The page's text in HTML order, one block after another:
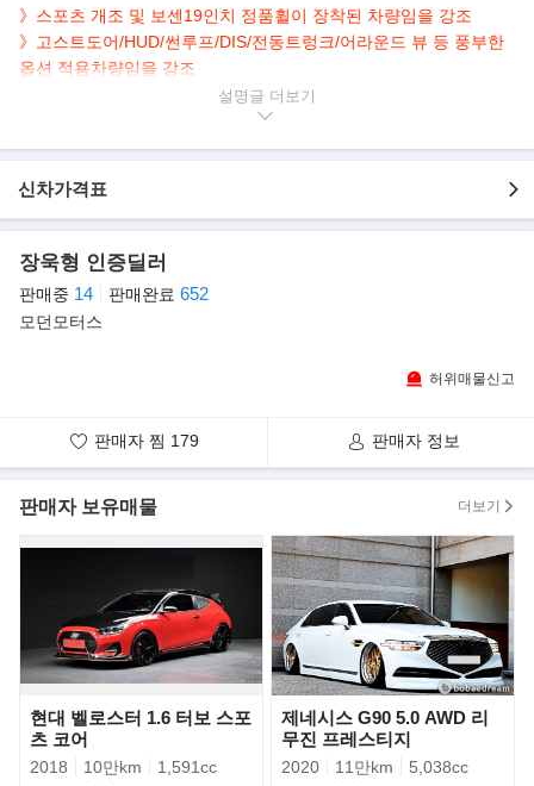
》스포츠 개조 및 보센19인치 정품휠이 장착된 차량임을 강조
》고스트도어/HUD/썬루프/DIS/전동트렁크/어라운드 뷰 등 풍부한
옵션 적용차량임을 강조
- 오토미션
- 234,605km 실주행
- 합리적인 가격에 판매
- 엔진/미션 상태최상 보유중
- 성능테스트 후 경정비 완료 차량
- 외관 매우 깔끔하며, 실내 및 엔진룸 크리링 완료
매하지 않음
- DIS
- 패들쉬프트
- USB 충전기
- 크루즈 컨트롤
- 아날로그 시계
- 전동식 트렁크
- 8단 자동변속기
설명글
신차가격표
장욱형 인증딜러
판매중 14 판매완료 652
모던모터스
허위매물신고
판매자 찜 179 판매자 정보
판매자 보유매물 더보기
현대 벨로스터 1.6 터보 스포
츠 코어
2018 10만km 1,591cc
제네시스 G90 5.0 AWD 리
무진 프레스티지
2020 11만km 5,038cc